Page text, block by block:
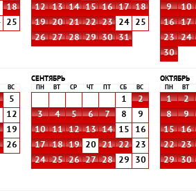
18
25
12
13 14 15 16 17
18
19
20 21 22 23 24
25
26
27 28 29 30 31
9
10
16
17
23
24
30
ВС
5
12
19
26
СЕНТЯБРЬ
ПН ВТ СР ЧТ СБ ВС
1
2
3
4 5 6 7 8
9
10
11 12 13 14 15
16
17
18 19 20 21 22
23
24
25 26 27 28 29 30
ОКТЯБРЬ
ПН ВТ
1 2
8
9
15
16
22
23
29
30